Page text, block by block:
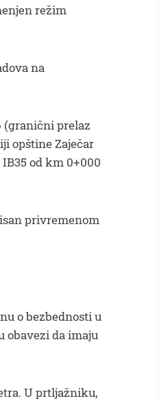
režim
na
(granični prelaz
opštine Zaječar
od km 0+000
privremenom
o bezbednosti u
obavezi da imaju
U prtljažniku,